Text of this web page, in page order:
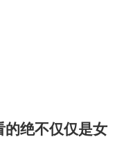
的绝不仅仅是女